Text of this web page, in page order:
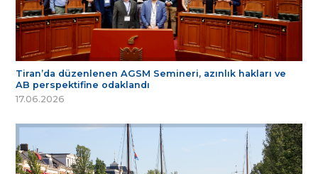
Tiran’da düzenlenen AGSM Semineri, azınlık hakları ve
AB perspektifine odaklandı
17.06.2026